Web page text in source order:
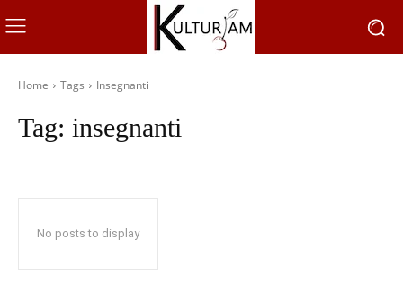
Home Tags Insegnanti
Tag: insegnanti
No posts to display